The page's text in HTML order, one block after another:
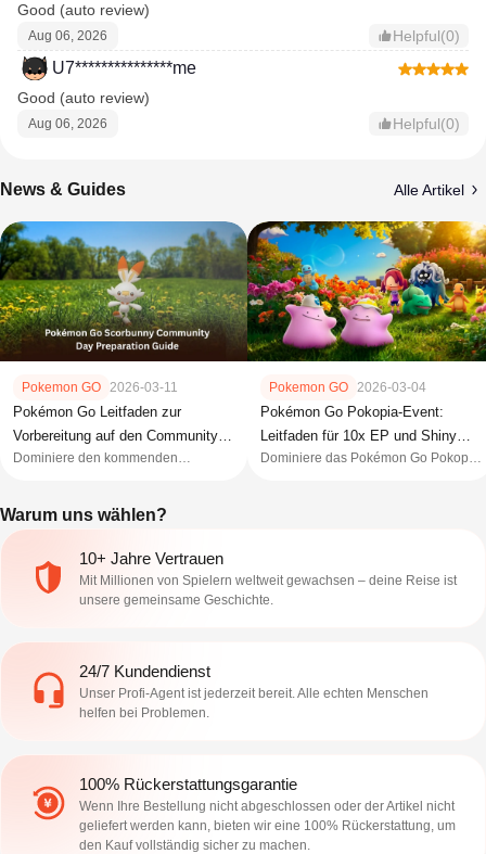
Good (auto review)
Aug 06, 2026 Helpful(0)
U7***************me
Good (auto review)
Aug 06, 2026 Helpful(0)
News & Guides Alle Artikel
Pokemon GO 2026-03-11
Pokémon Go Leitfaden zur
Vorbereitung auf den Community
Day mit Hopplo
Dominiere den kommenden
dir die ultimativen Belohnungen!
Pokemon GO 2026-03-04
Pokémon Go Pokopia-Event:
Leitfaden für 10x EP und Shiny
Ditto
Dominiere das Pokémon Go Pokopia
Warum uns wählen?
10+ Jahre Vertrauen
Mit Millionen von Spielern weltweit gewachsen – deine Reise ist
unsere gemeinsame Geschichte.
24/7 Kundendienst
Unser Profi-Agent ist jederzeit bereit. Alle echten Menschen
helfen bei Problemen.
100% Rückerstattungsgarantie
Wenn Ihre Bestellung nicht abgeschlossen oder der Artikel nicht
geliefert werden kann, bieten wir eine 100% Rückerstattung, um
den Kauf vollständig sicher zu machen.